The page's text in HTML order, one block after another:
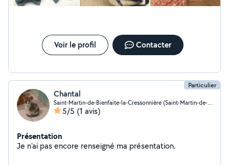
Voir le profil Contacter
Particulier
Chantal
Saint-Martin-de-Bienfaite-la-Cressonnière (Saint-Martin-de-Bienfaite-la-Cressonnière)
5/5 (1 avis)
Présentation
Je n'ai pas encore renseigné ma présentation.